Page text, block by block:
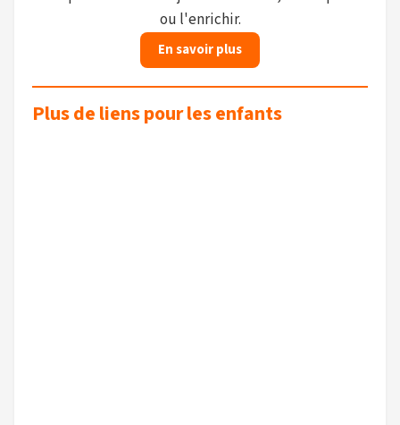
ou l'enrichir.
En savoir plus
Plus de liens pour les enfants